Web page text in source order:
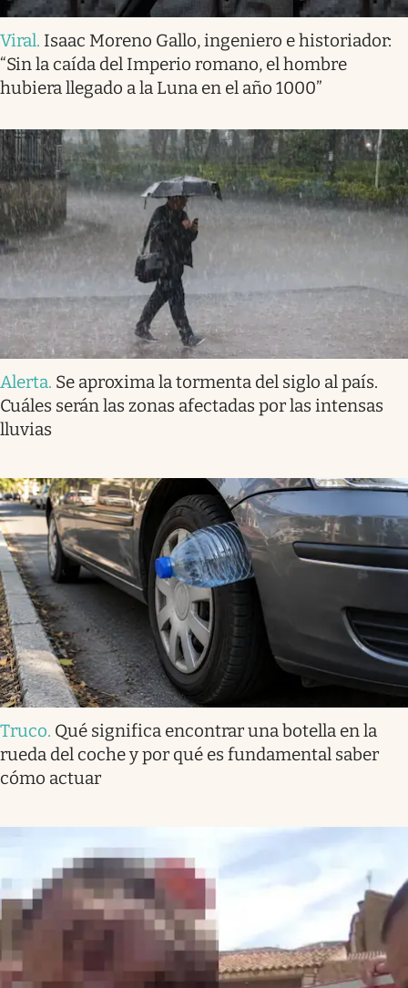
Viral. Isaac Moreno Gallo, ingeniero e historiador:
“Sin la caída del Imperio romano, el hombre
hubiera llegado a la Luna en el año 1000”
Alerta. Se aproxima la tormenta del siglo al país.
Cuáles serán las zonas afectadas por las intensas
lluvias
Truco. Qué significa encontrar una botella en la
rueda del coche y por qué es fundamental saber
cómo actuar